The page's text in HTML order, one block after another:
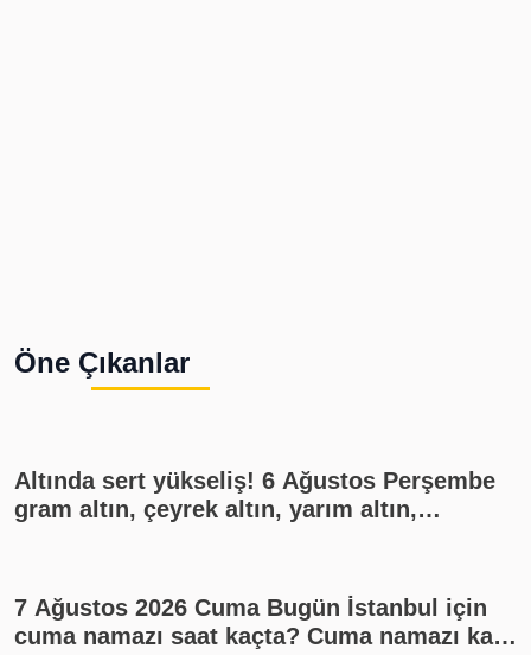
Öne Çıkanlar
Altında sert yükseliş! 6 Ağustos Perşembe
gram altın, çeyrek altın, yarım altın,
7 Ağustos 2026 Cuma Bugün İstanbul için
cuma namazı saat kaçta? Cuma namazı kaç